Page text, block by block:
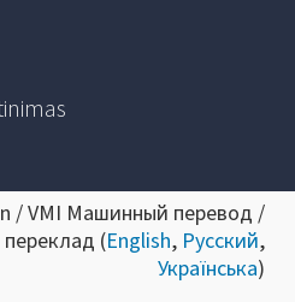
/ VMI Машинный перевод /
(English, Русский,
Українська)